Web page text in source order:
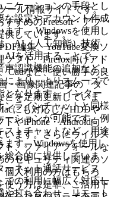
ニケーションの手段とし
な設定やアカウント作成
す。 Windowsを使用し
、AI（人工知能）技術
AIを活用することで、
認識機能の追加など、
により、よりスムーズで
となります。 インター
ンラインチャットと同様
ションが可能です。例
ストチャットなど、用途
す。Windowsを使用し
総合的に提供していま
ーネット通話サービス
での利用に幅広く対応し
打ち合わせ、リモート
ール情報サイトです。
すめのFreesoft・アプ
供しています。
編集、YouTube変換ソ
フト、Firefox向けアド
Cadなど、使い勝手の良
・画像関連記事の「ダ
どを定期更新していま
にも対応したHDDや
やiPhone・Android向
います。さらにウイルス
ト、ファイアフォールな
のセキュリティ関連のソ
個人利用の方はもちろ
使う方は是非、ご活用下